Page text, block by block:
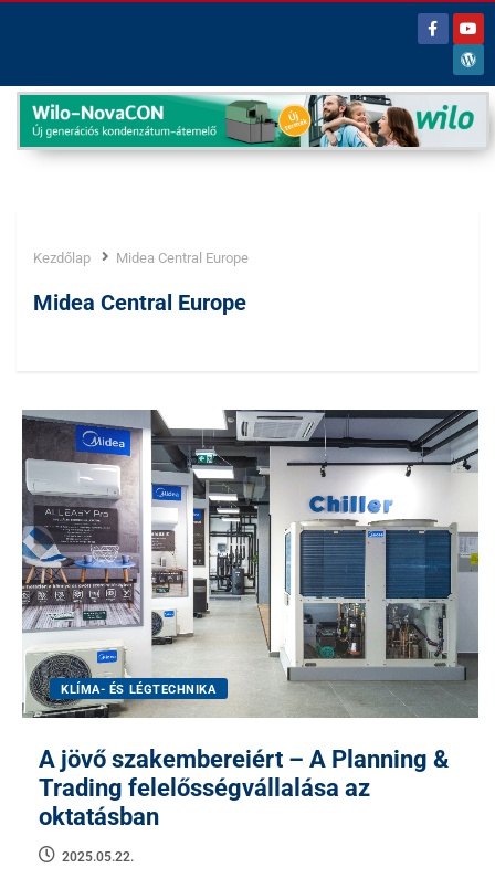
Kezdőlap Midea Central Europe
Címke:
Midea Central Europe
KLÍMA- ÉS LÉGTECHNIKA
A jövő szakembereiért – A Planning &
Trading felelősségvállalása az
oktatásban
2025.05.22.